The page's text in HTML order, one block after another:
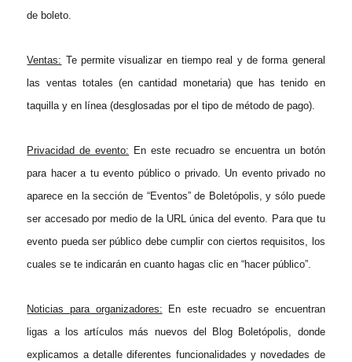
de boleto.
Ventas: Te permite visualizar en tiempo real y de forma general
las ventas totales (en cantidad monetaria) que has tenido en
taquilla y en línea (desglosadas por el tipo de método de pago).
Privacidad de evento: En este recuadro se encuentra un botón
para hacer a tu evento público o privado. Un evento privado no
aparece en la sección de “Eventos” de Boletópolis, y sólo puede
ser accesado por medio de la URL única del evento. Para que tu
evento pueda ser público debe cumplir con ciertos requisitos, los
cuales se te indicarán en cuanto hagas clic en “hacer público”.
Noticias para organizadores: En este recuadro se encuentran
ligas a los artículos más nuevos del Blog Boletópolis, donde
explicamos a detalle diferentes funcionalidades ynovedades de